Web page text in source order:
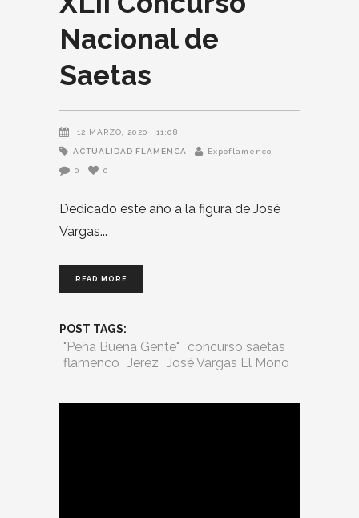
Nacional de
Saetas
12 MARZO, 2020 11:08
ACTUALIDAD FLAMENCA Expoflamenco
0 0
Dedicado este año a la figura de José
Vargas
READ MORE
POST TAGS:
"Peña Buena Gente"
concurso saetas
flamenco Jerez José Vargas El Mono